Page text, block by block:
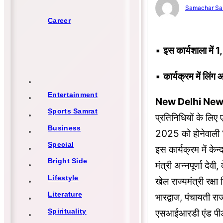
Career
Entertainment
Sports Samrat
Business
Special
Bright Side
Lifestyle
Literature
Spirituality
Samachar
▪︎इस कार्यशाला में
▪︎कार्यक्रम में लिंग
New Delhi
प्रतिनिधियों के लिए
2025 को होनेवाली
इस कार्यक्रम में
मंत्री अन्नपूर्णा
खेल राज्यमंत्री
भारद्वाज, पंचायती
एसआईआरडी एंड